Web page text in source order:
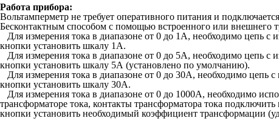
Работа прибора:
Вольтамперметр не требует оперативного питания и
Бесконтактным способом с помощью встроенного или внешнего
Для измерения тока в диапазоне от 0 до 1А, необходимо цепь
кнопки установить шкалу 1А.
Для измерения тока в диапазоне от 0 до 5А, необходимо цепь
кнопки установить шкалу 5А (установлено по умолчанию).
Для измерения тока в диапазоне от 0 до 30А, необходимо цепь
кнопки установить шкалу 30А.
Для измерения тока в диапазоне от 0 до 1000А, необходимо
трансформаторе тока, контакты трансформатора тока
кнопки установить необходимый коэффициент трансформации